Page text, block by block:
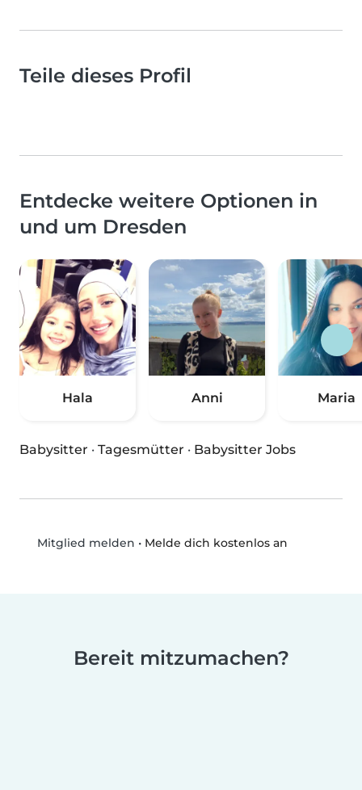
Teile dieses Profil
Entdecke weitere Optionen in
und um Dresden
Hala Anni Maria
Babysitter · Tagesmütter · Babysitter Jobs
Mitglied melden • Melde dich kostenlos an
Bereit mitzumachen?